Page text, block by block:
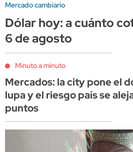
Mercado cambiario
Dólar hoy: a cuánto
6 de agosto
Minuto a minuto
Mercados: la city pone el
lupa y el riesgo país se
puntos